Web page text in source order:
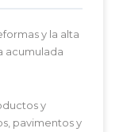
y la alta
acumulada
y
pavimentos y